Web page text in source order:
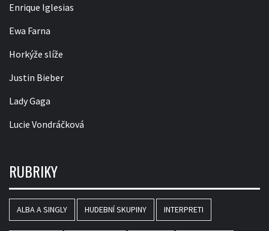
Enrique Iglesias
Ewa Farna
Horkýže slíže
Justin Bieber
Lady Gaga
Lucie Vondráčková
RUBRIKY
ALBA A SINGLY HUDEBNÍ SKUPINY INTERPRETI